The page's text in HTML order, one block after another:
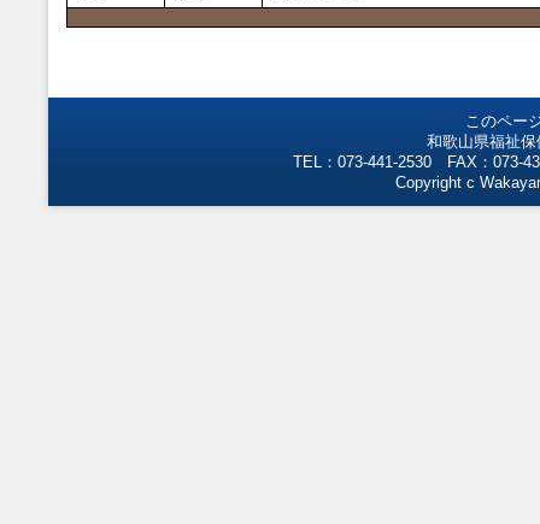
このペー
和歌山県福祉
TEL：073-441-2530 FAX：073-
Copyright c